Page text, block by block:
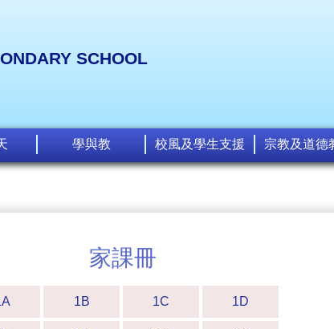
SCHOOL
學與教 校風及學生支援 宗教及道德
家課冊
1B 1C 1D